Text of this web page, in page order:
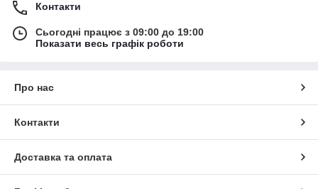
Контакти
Сьогодні працює з 09:00 до 19:00
Показати весь графік роботи
Про нас
Контакти
Доставка та оплата